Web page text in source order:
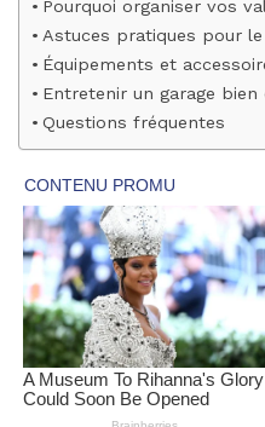
Pourquoi organiser vos
Astuces pratiques pour
Équipements et
Entretenir un garage bien
Questions fréquentes